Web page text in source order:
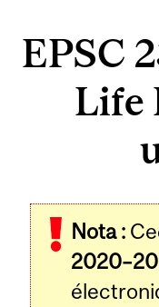
EPSC
Life
Nota :
Related
Content